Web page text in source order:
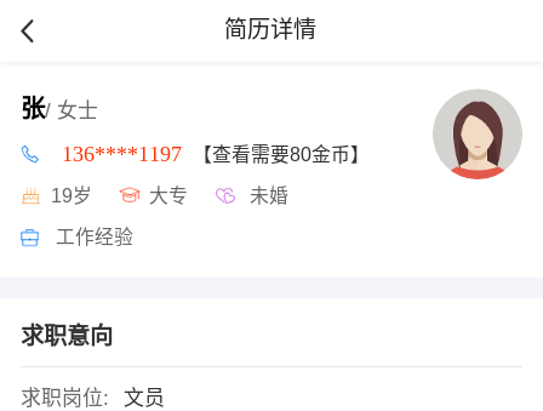
简历详情
张/ 女士
136****1197 【查看需要80金币】
19岁 大专 未婚
工作经验
求职意向
求职岗位:
文员